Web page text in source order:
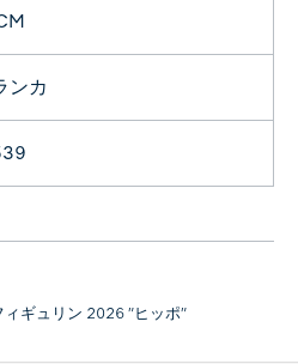
ンカ
ィギュリン 2026 ”ヒッポ”